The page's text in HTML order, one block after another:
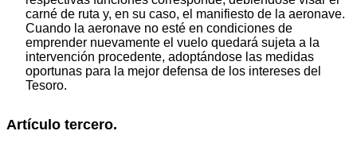
carné de ruta y, en su caso, el manifiesto de la aeronave.
Cuando la aeronave no esté en condiciones de
emprender nuevamente el vuelo quedará sujeta a la
intervención procedente, adoptándose las medidas
oportunas para la mejor defensa de los intereses del
Tesoro.
Artículo tercero.